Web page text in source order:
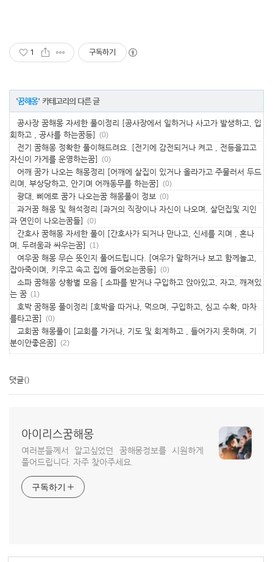
1 구독하기
'꿈해몽' 카테고리의 다른 글
공사장 꿈해몽 자세한 풀이정리 [공사장에서 일하거나 사고가 발생하고, 입
회하고 , 공사를 하는꿈등] (0)
전기 꿈해몽 정확한 풀이해드려요. [전기에 감전되거나 켜고 , 전등을끄고
자신이 가게를 운영하는꿈] (0)
어깨 꿈가 나오는 해몽정리 [어깨에 살집이 있거나 올라가고 주물러서 두드
리며, 부상당하고, 안기며 어깨동무를 하는꿈] (0)
광대, 삐에로 꿈가 나오는꿈 해몽풀이 정보 (0)
과거꿈 해몽 및 해석정리 [과거의 직장이나 자신이 나오며, 살던집및 지인
과 연인이 나오는꿈들] (0)
간호사 꿈해몽 자세한 풀이 [간호사가 되거나 만나고, 신세를 지며 , 혼나
며, 두려움과 싸우는꿈] (1)
여우꿈 해몽 무슨 뜻인지 풀어드립니다. [여우가 말하거나 보고 함께놀고,
잡아죽이며, 키우고 속고 집에 들어오는꿈등] (0)
소파 꿈해몽 상황별 모음 [ 소파를 받거나 구입하고 앉아있고, 자고, 깨져있
는 꿈 (1)
호박 꿈해몽 풀이정리 [호박을 따거나, 먹으며, 구입하고, 심고 수확, 마차
를타고꿈] (0)
교회꿈 해몽풀이 [교회를 가거나, 기도 및 회계하고 , 들어가지 못하며, 기
분이안좋은꿈] (2)
댓글()
아이리스꿈해몽
여러분들께서 알고싶었던 꿈해몽정보를 시원하게
풀어드립니다. 자주 찾아주세요.
구독하기